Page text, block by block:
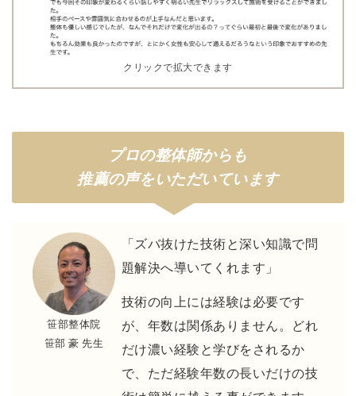
クリックで拡大できます
プロの整体師からも
推薦の声をいただいています
笹部整体院
笹部 豪 先生
「ズバ抜けた技術と深い知識で問
題解決へ導いてくれます」
技術の向上には経験は必要です
が、年数は関係ありません。どれ
だけ濃い経験と学びをされるか
で、ただ経験年数の長いだけの技